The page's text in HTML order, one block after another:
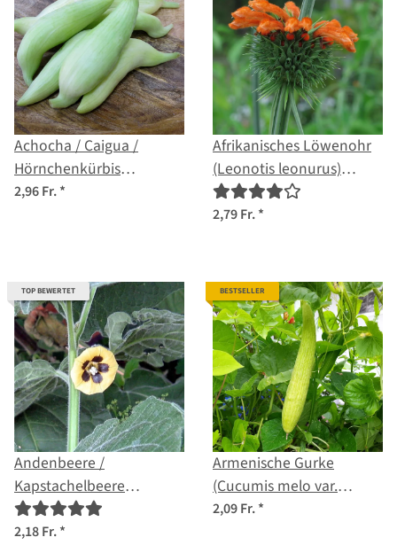
Achocha / Caigua /
Hörnchenkürbis
(Cyclanthera pedata)
2,96 Fr.*
Afrikanisches Löwenohr
(Leonotis leonurus)
Samen
2,79 Fr.*
TOP BEWERTET
Andenbeere /
Kapstachelbeere
(Physalis peruviana)
Samen
2,18 Fr.*
BESTSELLER
Armenische Gurke
(Cucumis melo var.
flexuosus) Samen
2,09 Fr.*